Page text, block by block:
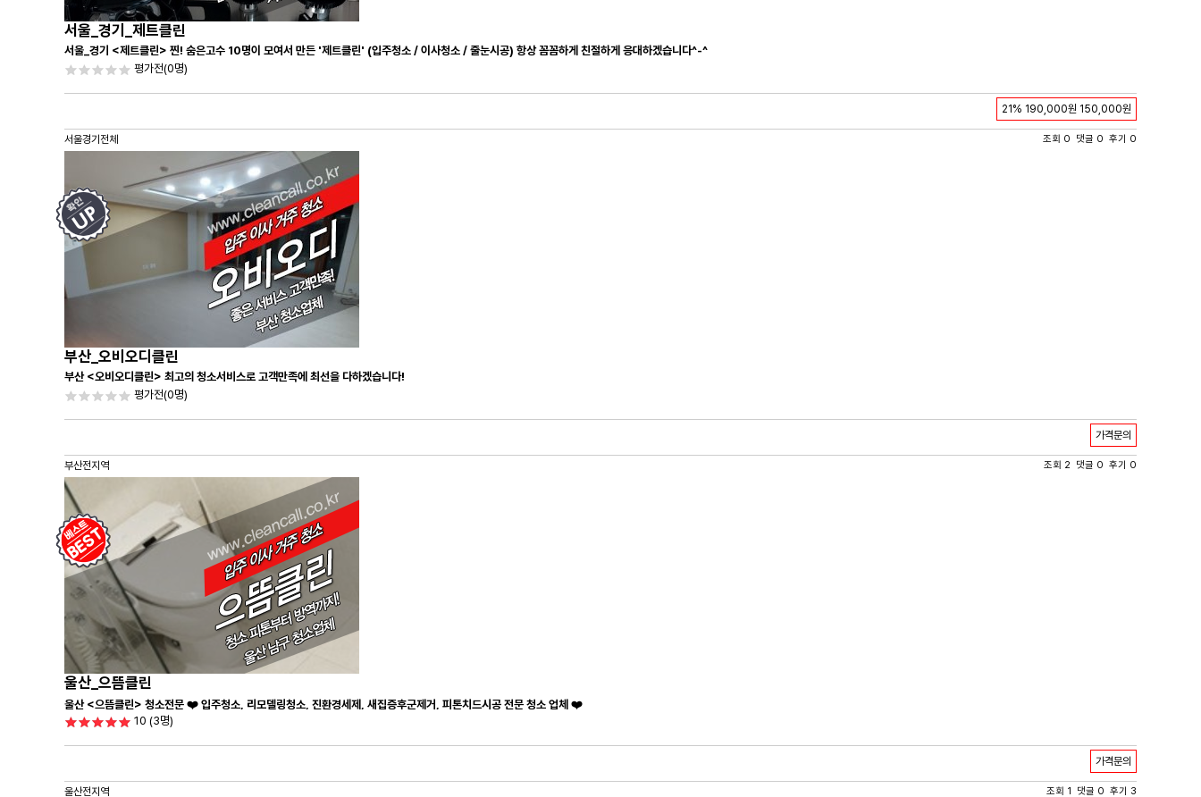
서울_경기_제트클린
서울_경기 <제트클린> 찐! 숨은고수 10명이 모여서 만든 '제트클린' (입주청소 / 이사청소 / 줄눈시공) 항상 꼼꼼하게 친절하게 응대하겠습니다^-^
평가전(0명)
21% 190,000원 150,000원
서울경기전체 조회 0 댓글 0 후기 0
부산_오비오디클린
부산 <오비오디클린> 최고의 청소서비스로 고객만족에 최선을 다하겠습니다!
평가전(0명)
가격문의
부산전지역 조회 2 댓글 0 후기 0
울산_으뜸클린
울산 <으뜸클린> 청소전문 ❤️ 입주청소, 리모델링청소, 진환경세제, 새집증후군제거, 피톤치드시공 전문 청소 업체 ❤️
10 (3명)
가격문의
울산전지역 조회 1 댓글 0 후기 3